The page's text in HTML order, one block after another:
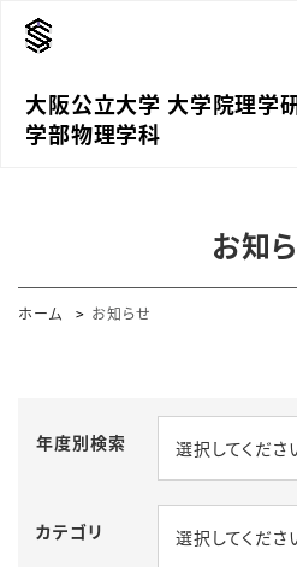
大阪公立大学 大学院理学
学部物理学科
お知
ホーム お知らせ
年度別検索 選択してくださ
カテゴリ 選択してくださ